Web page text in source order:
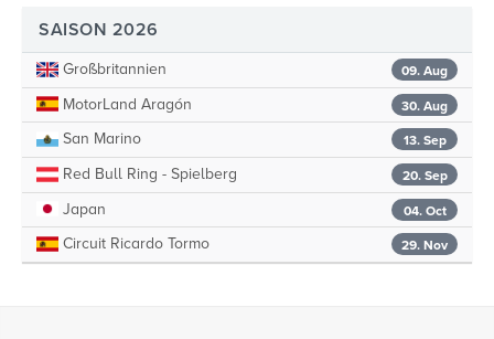
SAISON 2026
09. Aug
Großbritannien
30. Aug
MotorLand Aragón
13. Sep
San Marino
20. Sep
Red Bull Ring - Spielberg
04. Oct
Japan
29. Nov
Circuit Ricardo Tormo